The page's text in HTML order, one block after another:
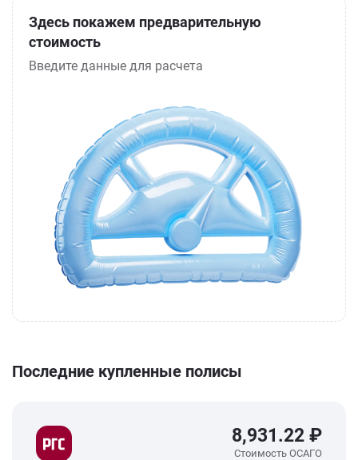
Здесь покажем предварительную
стоимость
Введите данные для расчета
Последние купленные полисы
8,931.22 ₽
Стоимость ОСАГО